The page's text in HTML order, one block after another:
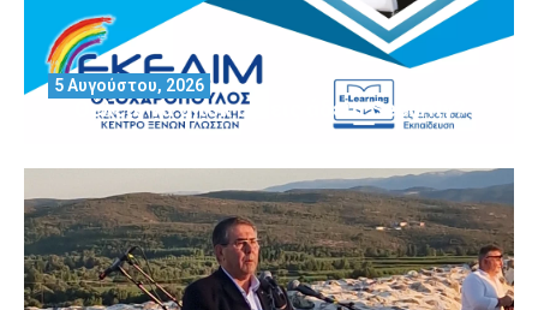
Θέλεις να αποκτήσεις άδεια Security?
5 Αυγούστου, 2026